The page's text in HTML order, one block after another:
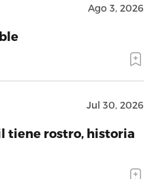
Ago 3, 2026
Jul 30, 2026
tiene rostro, historia